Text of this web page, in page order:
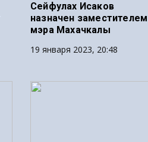
Сейфулах Исаков
назначен заместителем
мэра Махачкалы
19 января 2023, 20:48